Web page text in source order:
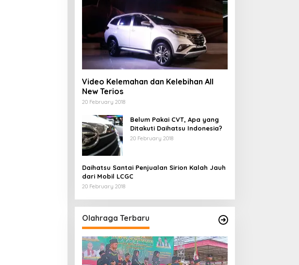
Video Kelemahan dan Kelebihan All
New Terios
20 February 2018
Belum Pakai CVT, Apa yang
Ditakuti Daihatsu Indonesia?
20 February 2018
Daihatsu Santai Penjualan Sirion Kalah Jauh
dari Mobil LCGC
20 February 2018
Olahraga Terbaru